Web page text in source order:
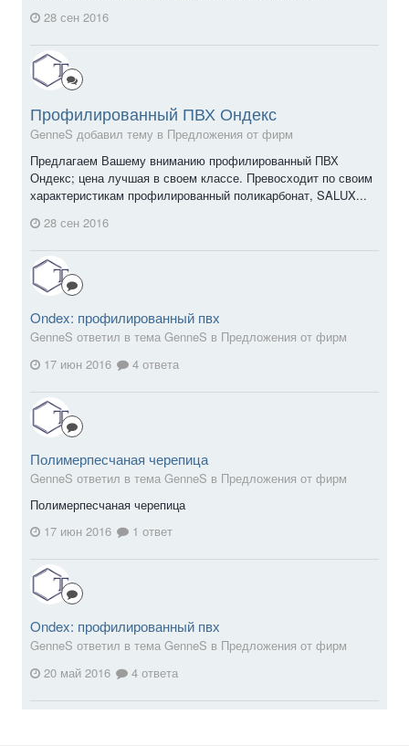
28 сен 2016
Профилированный ПВХ Ондекс
GenneS добавил тему в Предложения от фирм
Предлагаем Вашему вниманию профилированный ПВХ
Ондекс; цена лучшая в своем классе. Превосходит по своим
характеристикам профилированный поликарбонат, SALUX...
28 сен 2016
Ondex: профилированный пвх
GenneS ответил в тема GenneS в Предложения от фирм
17 июн 2016
4 ответа
Полимерпесчаная черепица
GenneS ответил в тема GenneS в Предложения от фирм
Полимерпесчаная черепица
17 июн 2016
1 ответ
Ondex: профилированный пвх
GenneS ответил в тема GenneS в Предложения от фирм
20 май 2016
4 ответа